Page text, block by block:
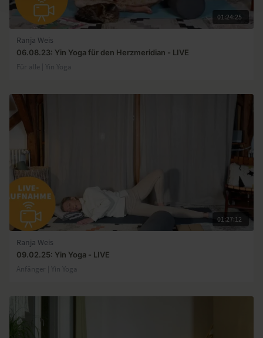
01:24:25
Ranja Weis
06.08.23: Yin Yoga für den Herzmeridian - LIVE
Für alle | Yin Yoga
01:27:12
Ranja Weis
09.02.25: Yin Yoga - LIVE
Anfänger | Yin Yoga